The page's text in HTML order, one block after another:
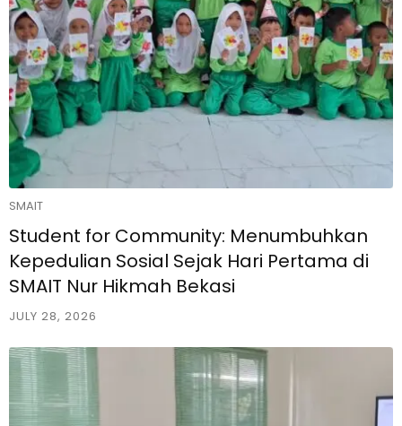
SMAIT
Student for Community: Menumbuhkan
Kepedulian Sosial Sejak Hari Pertama di
SMAIT Nur Hikmah Bekasi
JULY 28, 2026